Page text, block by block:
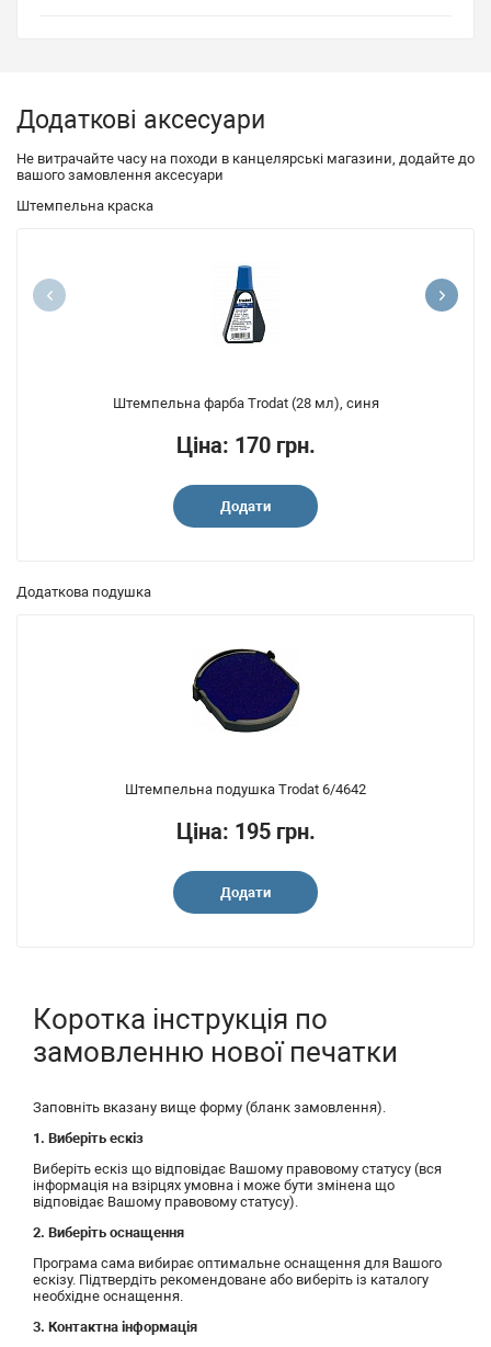
Додаткові аксесуари
Не витрачайте часу на походи в канцелярські магазини, додайте до
вашого замовлення аксесуари
Штемпельна краска
Штемпельна фарба Trodat (28 мл), синя
Ціна: 170 грн.
Додати
Додаткова подушка
Штемпельна подушка Trodat 6/4642
Ціна: 195 грн.
Додати
Коротка інструкція по
замовленню нової печатки
Заповніть вказану вище форму (бланк замовлення).
1. Виберіть ескіз
Виберіть ескіз що відповідає Вашому правовому статусу (вся
інформація на взірцях умовна і може бути змінена що
відповідає Вашому правовому статусу).
2. Виберіть оснащення
Програма сама вибирає оптимальне оснащення для Вашого
ескізу. Підтвердіть рекомендоване або виберіть із каталогу
необхідне оснащення.
3. Контактна інформація